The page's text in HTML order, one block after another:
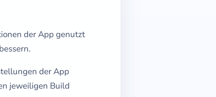
der App genutzt
der App
jeweiligen Build